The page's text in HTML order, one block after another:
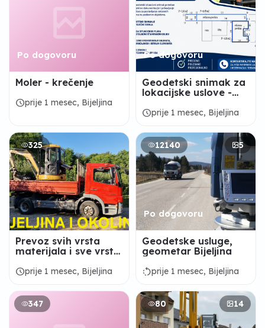
Po dogovoru
Moler - krečenje
scheduleprije 1 mesec, Bijeljina
Po dogovoru
Geodetski snimak za
lokacijske uslove -
reklame na
scheduleprije 1 mesec, Bijeljina
325
Prevoz svih vrsta
materijala i sve vrste
scheduleprije 1 mesec, Bijeljina
12140 5
Po dogovoru
Geodetske usluge,
geometar Bijeljina
rotate_leftprije 1 mesec, Bijeljina
347 80 14